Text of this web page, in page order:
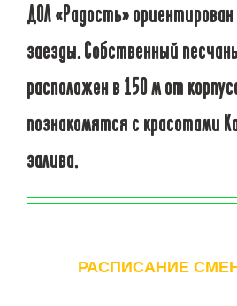
ДОЛ «Радость»
заезды. Собственный
расположен в 150 м от
познакомятся с красотами
залива.
РАСПИСАНИЕ